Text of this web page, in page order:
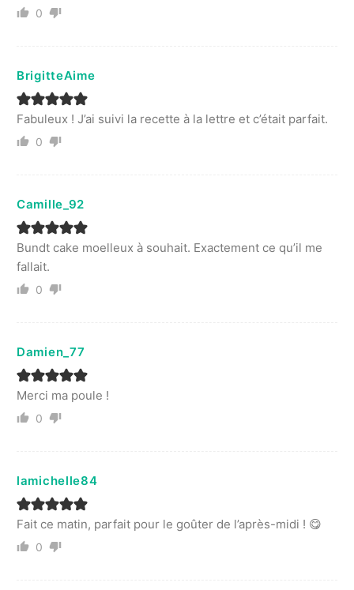
0
BrigitteAime
Fabuleux ! J’ai suivi la recette à la lettre et c’était parfait.
0
Camille_92
Bundt cake moelleux à souhait. Exactement ce qu’il me
fallait.
0
Damien_77
Merci ma poule !
0
lamichelle84
Fait ce matin, parfait pour le goûter de l’après-midi ! 😋
0